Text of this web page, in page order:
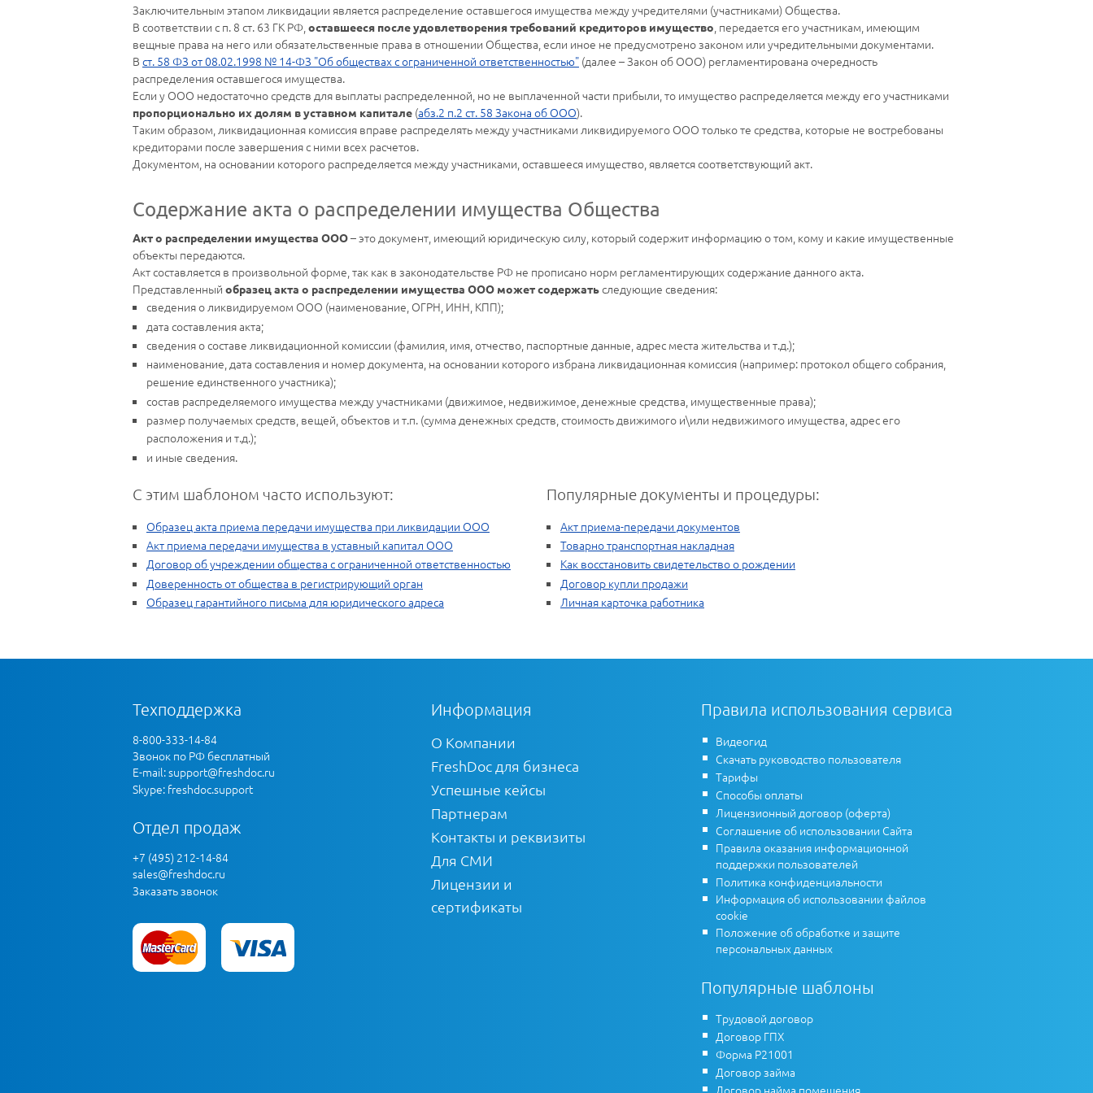
Заключительным этапом ликвидации является распределение оставшегося имущества между учредителями (участниками) Общества.
В соответствии с п. 8 ст. 63 ГК РФ,оставшееся после удовлетворения требований кредиторов имущество, передается его участникам, имеющим
вещные права на него или обязательственные права в отношении Общества, если иное не предусмотрено законом или учредительными документами.
В ст. 58 ФЗ от 08.02.1998 № 14-ФЗ "Об обществах с ограниченной ответственностью" (далее – Закон об ООО) регламентирована очередность
распределения оставшегося имущества.
Если у ООО недостаточно средств для выплаты распределенной, но не выплаченной части прибыли, то имущество распределяется между его участниками
пропорционально их долям в уставном капитале (абз.2 п.2 ст. 58 Закона об ООО).
Таким образом, ликвидационная комиссия вправе распределять между участниками ликвидируемого ООО только те средства, которые не востребованы
кредиторами после завершения с ними всех расчетов.
Документом, на основании которого распределяется между участниками, оставшееся имущество, является соответствующий акт.
Содержание акта о распределении имущества Общества
Акт о распределении имущества ООО– это документ, имеющий юридическую силу, который содержит информацию о том, кому и какие имущественные
объекты передаются.
Акт составляется в произвольной форме, так как в законодательстве РФ не прописано норм регламентирующих содержание данного акта.
Представленный образец акта о распределении имущества ООО может содержатьследующие сведения:
сведения о ликвидируемом ООО (наименование, ОГРН, ИНН, КПП);
дата составления акта;
сведения о составе ликвидационной комиссии (фамилия, имя, отчество, паспортные данные, адрес места жительства и т.д.);
наименование, дата составления и номер документа, на основании которого избрана ликвидационная комиссия (например: протокол общего собрания,
решение единственного участника);
состав распределяемого имущества между участниками (движимое, недвижимое, денежные средства, имущественные права);
размер получаемых средств, вещей, объектов и т.п. (сумма денежных средств, стоимость движимого и\или недвижимого имущества, адрес его
расположения и т.д.);
и иные сведения.
С этим шаблоном часто используют:
Образец акта приема передачи имущества при ликвидации ООО
Акт приема передачи имущества в уставный капитал ООО
Договор об учреждении общества с ограниченной ответственностью
Доверенность от общества в регистрирующий орган
Образец гарантийного письма для юридического адреса
Популярные документы и процедуры:
Акт приема-передачи документов
Товарно транспортная накладная
Как восстановить свидетельство о рождении
Договор купли продажи
Личная карточка работника
Техподдержка
8-800-333-14-84
Звонок по РФ бесплатный
E-mail:support@freshdoc.ru
Skype: freshdoc.support
Отдел продаж
+7 (495) 212-14-84
sales@freshdoc.ru
Заказать звонок
Информация
О Компании
FreshDoc для бизнеса
Успешные кейсы
Партнерам
Контакты и реквизиты
Для СМИ
Лицензии и
сертификаты
Правила использования сервиса
Видеогид
Скачать руководство пользователя
Тарифы
Способы оплаты
Лицензионный договор (оферта)
Соглашение об использовании Сайта
Правила оказания информационной
поддержки пользователей
Политика конфиденциальности
Информация об использовании файлов
cookie
Положение об обработке и защите
персональных данных
Популярные шаблоны
Трудовой договор
Договор ГПХ
Форма Р21001
Договор займа